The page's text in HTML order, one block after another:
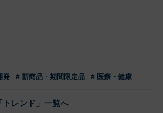
発 # 新商品・期間限定品 # 医療・健康
「トレンド」一覧へ